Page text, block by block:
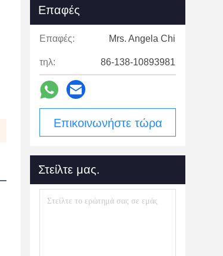
Επαφές
Επαφές: Mrs. Angela Chi
τηλ: 86-138-10893981
Επικοινωνήστε τώρα
Στείλτε μας.